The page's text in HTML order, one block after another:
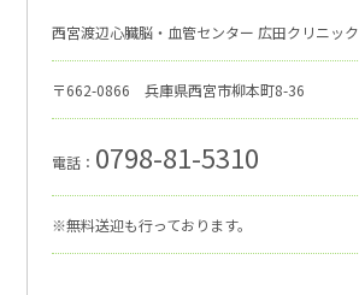
西宮渡辺心臓脳・血管センター 広田クリニック
〒662-0866 兵庫県西宮市柳本町8-36
電話： 0798-81-5310
※無料送迎も行っております。